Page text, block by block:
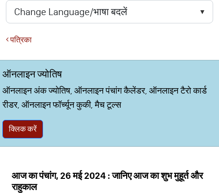
पत्रिका
ऑनलाइन ज्योतिष
ऑनलाइन अंक ज्योतिष, ऑनलाइन पंचांग कैलेंडर, ऑनलाइन टैरो कार्ड
रीडर, ऑनलाइन फॉर्च्यून कुकी, मैच टूल्स
क्लिक करें
आज का पंचांग, 26 मई 2024 : जानिए आज का शुभ मुहूर्त और
राहुकाल